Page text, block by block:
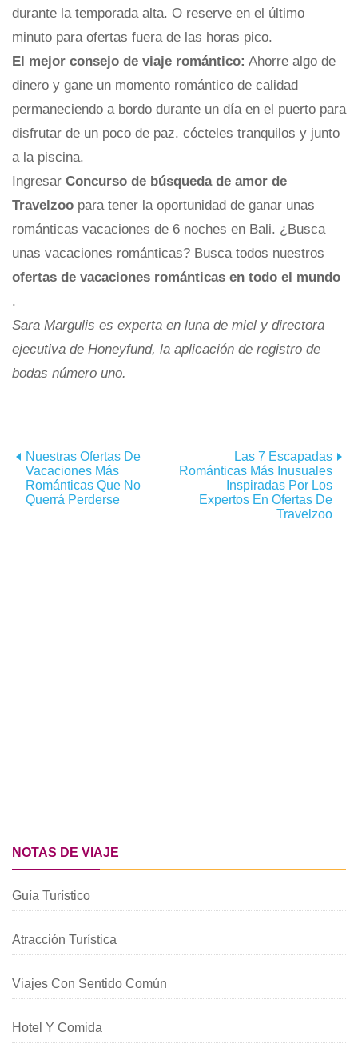
durante la temporada alta. O reserve en el último
minuto para ofertas fuera de las horas pico.
El mejor consejo de viaje romántico: Ahorre algo de
dinero y gane un momento romántico de calidad
permaneciendo a bordo durante un día en el puerto para
disfrutar de un poco de paz. cócteles tranquilos y junto
a la piscina.
Ingresar Concurso de búsqueda de amor de
Travelzoo para tener la oportunidad de ganar unas
románticas vacaciones de 6 noches en Bali. ¿Busca
unas vacaciones románticas? Busca todos nuestros
ofertas de vacaciones románticas en todo el mundo
.
Sara Margulis es experta en luna de miel y directora
ejecutiva de Honeyfund, la aplicación de registro de
bodas número uno.
Nuestras Ofertas De
Vacaciones Más
Románticas Que No
Querrá Perderse
Las 7 Escapadas
Románticas Más Inusuales
Inspiradas Por Los
Expertos En Ofertas De
Travelzoo
NOTAS DE VIAJE
Guía Turístico
Atracción Turística
Viajes Con Sentido Común
Hotel Y Comida